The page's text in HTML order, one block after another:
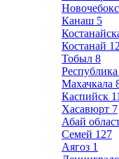
Канаш 5
Костанай
Тобыл 8
Махачкала
Каспийск 11
Хасавюрт 7
Абай
Семей 127
Аягоз 1